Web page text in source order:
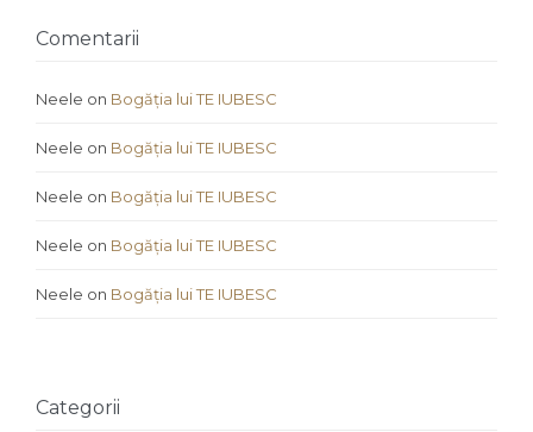
Comentarii
Neele on Bogăția lui TE IUBESC
Neele on Bogăția lui TE IUBESC
Neele on Bogăția lui TE IUBESC
Neele on Bogăția lui TE IUBESC
Neele on Bogăția lui TE IUBESC
Categorii